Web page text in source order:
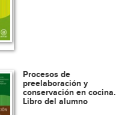
Procesos de
preelaboración y
conservación en cocina.
Libro del alumno